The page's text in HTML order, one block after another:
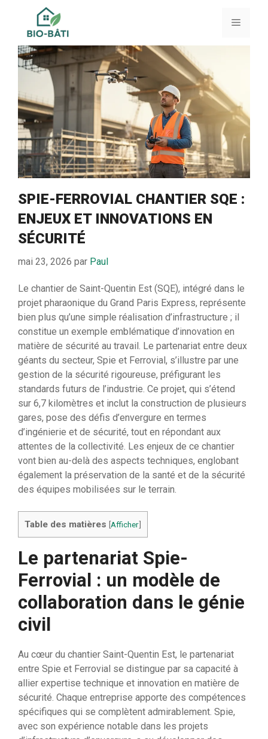
contenu
Menu
SPIE-FERROVIAL CHANTIER SQE :
ENJEUX ET INNOVATIONS EN
SÉCURITÉ
mai 23, 2026 par Paul
Le chantier de Saint-Quentin Est (SQE), intégré dans le
projet pharaonique du Grand Paris Express, représente
bien plus qu’une simple réalisation d’infrastructure ; il
constitue un exemple emblématique d’innovation en
matière de sécurité au travail. Le partenariat entre deux
géants du secteur, Spie et Ferrovial, s’illustre par une
gestion de la sécurité rigoureuse, préfigurant les
standards futurs de l’industrie. Ce projet, qui s’étend
sur 6,7 kilomètres et inclut la construction de plusieurs
gares, pose des défis d’envergure en termes
d’ingénierie et de sécurité, tout en répondant aux
attentes de la collectivité. Les enjeux de ce chantier
vont bien au-delà des aspects techniques, englobant
également la préservation de la santé et de la sécurité
des équipes mobilisées sur le terrain.
Table des matières [Afficher]
Le partenariat Spie-
Ferrovial : un modèle de
collaboration dans le génie
civil
Au cœur du chantier Saint-Quentin Est, le partenariat
entre Spie et Ferrovial se distingue par sa capacité à
allier expertise technique et innovation en matière de
sécurité. Chaque entreprise apporte des compétences
spécifiques qui se complètent admirablement. Spie,
avec son expérience notable dans les projets